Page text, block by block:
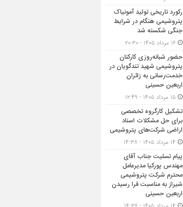
رکورد تاریخی تولید آمونیاک
پتروشیمی هنگام در شرایط
جنگی شکسته شد
حضور شبانه‌روزی کارکنان
پتروشیمی شهید تندگویان در
خدمت‌رسانی به زائران
اربعین حسینی
تشکیل کارگروه تخصصی
برای حل مشکلات اسناد
اراضی شرکت‌های پتروشیمی
پیام تسلیت جناب آقای
مهندس پوركیا مدیرعامل
محترم شركت پتروشیمی
شیراز به مناسبت فرا رسیدن
اربعین حسینی